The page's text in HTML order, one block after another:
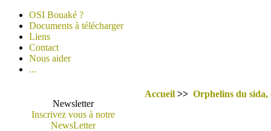
OSI Bouaké ?
Documents à télécharger
Liens
Contact
Nous aider
...
Newsletter
Inscrivez vous à notre
NewsLetter
Accueil >> Orphelins du